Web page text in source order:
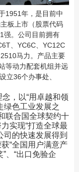
1951年，是目前中
板上市（股票代码
强。公司目前拥有
、YC6C、YC12C
马力。产品主要
等动力配套机组并远
立36个办事处、
，以“用卓越和领
绿色工业发展之
联合国全球契约十
力实现“打造全球最
司的快速发展得到
“全国用户满意产
、“出口免验企